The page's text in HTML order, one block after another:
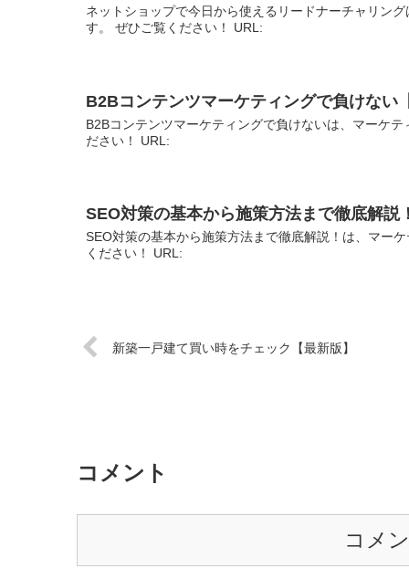
ネットショップで今日から使えるリードナーチャリン
す。 ぜひご覧ください！ URL:
B2Bコンテンツマーケティングで負けない
B2Bコンテンツマーケティングで負けないは、マーケ
ださい！ URL:
SEO対策の基本から施策方法まで徹底解説
SEO対策の基本から施策方法まで徹底解説！は、マー
ください！ URL:
新築一戸建て買い時をチェック【最新版】
コメント
コメ